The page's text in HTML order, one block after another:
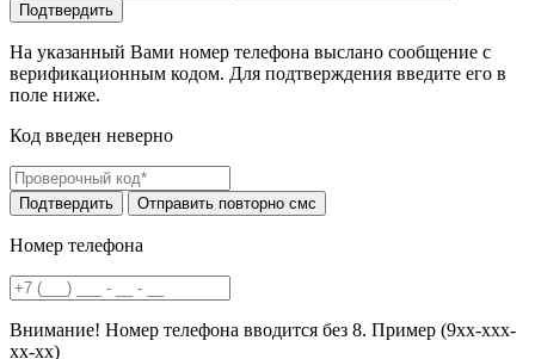
На указанный Вами номер телефона выслано сообщение с
верификационным кодом. Для подтверждения введите его в
поле ниже.
Код введен неверно
Номер телефона
Внимание! Номер телефона вводится без 8. Пример (9хх-ххх-
хх-хх)